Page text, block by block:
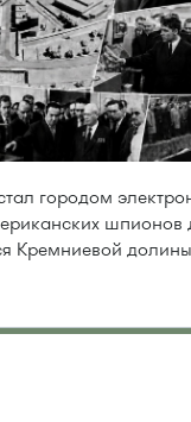
городом
шпионов
Кремниевой долины